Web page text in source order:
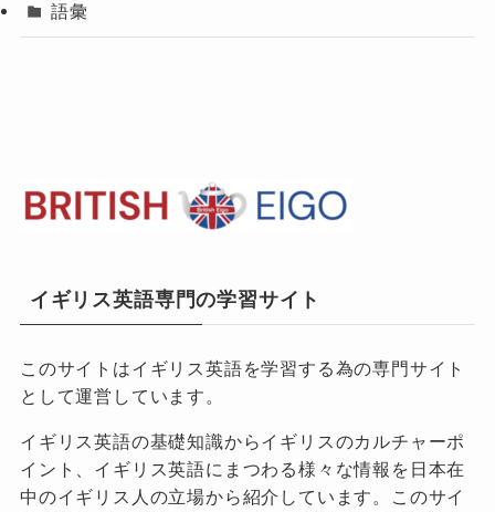
語彙
イギリス英語専門の学習サイト
このサイトはイギリス英語を学習する為の専門サイト
として運営しています。
イギリス英語の基礎知識からイギリスのカルチャーポ
イント、イギリス英語にまつわる様々な情報を日本在
中のイギリス人の立場から紹介しています。このサイ